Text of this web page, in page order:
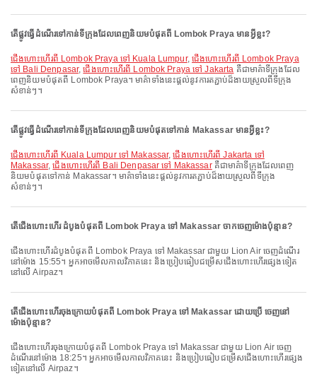
តើផ្លូវធ្វើដំណើរទៅកាន់ទីក្រុងដែលពេញនិយមបំផុតពី Lombok Praya មានអ្វីខ្លះ?
ជើងហោះហើរពី Lombok Praya ទៅ Kuala Lumpur,ជើងហោះហើរពី Lombok Praya
ទៅ Bali Denpasar,ជើងហោះហើរពី Lombok Praya ទៅ Jakarta គឺជាមាគ៌ាទីក្រុងដែល
ពេញនិយមបំផុតពី Lombok Praya។ មាគ៌ាទាំងនេះផ្តល់នូវការតភ្ជាប់ដ៏ងាយស្រួលពីទីក្រុង
សំខាន់ៗ។
តើផ្លូវធ្វើដំណើរទៅកាន់ទីក្រុងដែលពេញនិយមបំផុតទៅកាន់ Makassar មានអ្វីខ្លះ?
ជើងហោះហើរពី Kuala Lumpur ទៅ Makassar,ជើងហោះហើរពី Jakarta ទៅ
Makassar,ជើងហោះហើរពី Bali Denpasar ទៅ Makassarគឺជាមាគ៌ាទីក្រុងដែលពេញ
និយមបំផុតទៅកាន់ Makassar។ មាគ៌ាទាំងនេះផ្តល់នូវការតភ្ជាប់ដ៏ងាយស្រួលពីទីក្រុង
សំខាន់ៗ។
តើជើងហោះហើរ ដំបូងបំផុតពី Lombok Praya ទៅ Makassar ចាកចេញម៉ោងប៉ុន្មាន?
ជើងហោះហើរដំបូងបំផុតពី Lombok Praya ទៅ Makassar ជាមួយ Lion Air ចេញដំណើរ
នៅម៉ោង 15:55។ អ្នកអាចមើលកាលវិភាគនេះ និងប្រៀបធៀបជម្រើសជើងហោះហើរផ្សេងទៀត
នៅលើ Airpaz។
តើជើងហោះហើរចុងក្រោយបំផុតពី Lombok Praya ទៅ Makassar ដោយប្រើ ចេញនៅ
ម៉ោងប៉ុន្មាន?
ជើងហោះហើរចុងក្រោយបំផុតពី Lombok Praya ទៅ Makassar ជាមួយ Lion Air ចេញ
ដំណើរនៅម៉ោង 18:25។ អ្នកអាចមើលកាលវិភាគនេះ និងប្រៀបធៀបជម្រើសជើងហោះហើរផ្សេង
ទៀតនៅលើ Airpaz។